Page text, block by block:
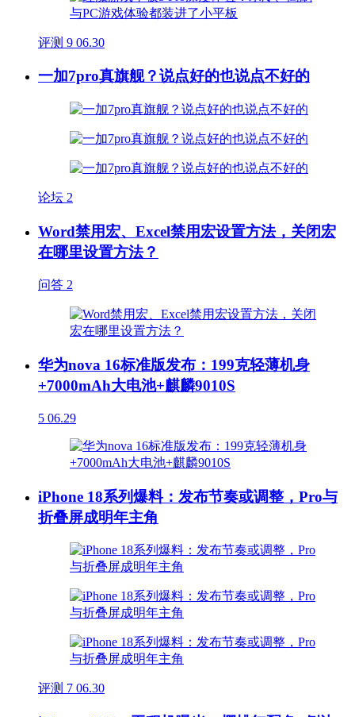
评测 9 06.30
一加7pro真旗舰？说点好的也说点不好的
论坛 2
Word禁用宏、Excel禁用宏设置方法，关闭宏
在哪里设置方法？
问答 2
华为nova 16标准版发布：199克轻薄机身
+7000mAh大电池+麒麟9010S
5 06.29
iPhone 18系列爆料：发布节奏或调整，Pro与
折叠屏成明年主角
评测 7 06.30